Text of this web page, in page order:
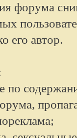
форума
его автор.
по